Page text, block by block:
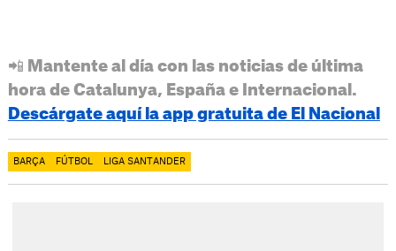
📲 Mantente al día con las noticias de última
hora de Catalunya, España e Internacional.
Descárgate aquí la app gratuita de El Nacional
BARÇA FÚTBOL LIGA SANTANDER